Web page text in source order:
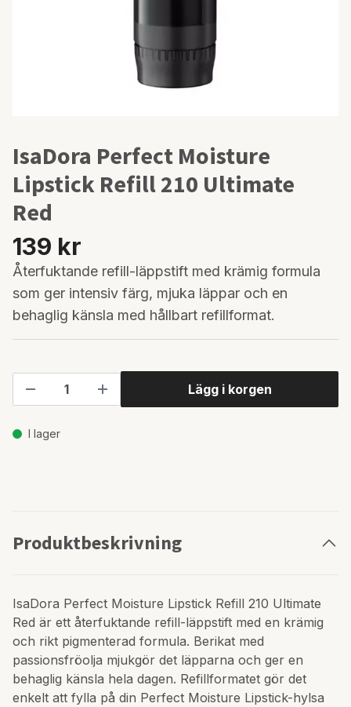
IsaDora Perfect Moisture
Lipstick Refill 210 Ultimate
Red
139 kr
Återfuktande refill-läppstift med krämig formula
som ger intensiv färg, mjuka läppar och en
behaglig känsla med hållbart refillformat.
Lägg i korgen
I lager
Produktbeskrivning
IsaDora Perfect Moisture Lipstick Refill 210 Ultimate
Red är ett återfuktande refill-läppstift med en krämig
och rikt pigmenterad formula. Berikat med
passionsfröolja mjukgör det läpparna och ger en
behaglig känsla hela dagen. Refillformatet gör det
enkelt att fylla på din Perfect Moisture Lipstick-hylsa